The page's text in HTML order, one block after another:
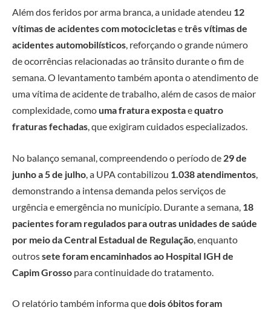
Além dos feridos por arma branca, a unidade atendeu 12
vítimas de acidentes com motocicletasetrês vítimas de
acidentes automobilísticos, reforçando o grande número
de ocorrências relacionadas ao trânsito durante o fim de
semana. O levantamento também aponta o atendimento de
uma vítima de acidente de trabalho, além de casos de maior
complexidade, como uma fratura expostaequatro
fraturas fechadas, que exigiram cuidados especializados.
No balanço semanal, compreendendo o período de 29 de
junho a 5 de julho , a UPA contabilizou 1.038 atendimentos
demonstrando a intensa demanda pelos serviços de
urgência e emergência no município. Durante a semana, 18
pacientes foram regulados para outras unidades de saúde
por meio da Central Estadual de Regulação , enquanto
outrossete foram encaminhados ao Hospital IGH de
Capim Grosso para continuidade do tratamento.
O relatório também informa quedois óbitos foram